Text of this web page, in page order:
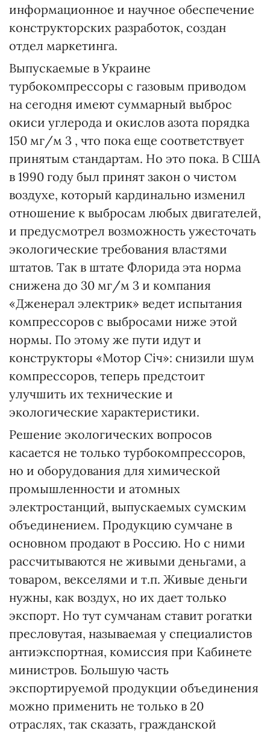
информационное и научное обеспечение
конструкторских разработок, создан
отдел маркетинга.
Выпускаемые в Украине
турбокомпрессоры с газовым приводом
на сегодня имеют суммарный выброс
окиси углерода и окислов азота порядка
150 мг/м 3 , что пока еще соответствует
принятым стандартам. Но это пока. В США
в 1990 году был принят закон о чистом
воздухе, который кардинально изменил
отношение к выбросам любых двигателей,
и предусмотрел возможность ужесточать
экологические требования властями
штатов. Так в штате Флорида эта норма
снижена до 30 мг/м 3 и компания
«Дженерал электрик» ведет испытания
компрессоров с выбросами ниже этой
нормы. По этому же пути идут и
конструкторы «Мотор Січ»: снизили шум
компрессоров, теперь предстоит
улучшить их технические и
экологические характеристики.
Решение экологических вопросов
касается не только турбокомпрессоров,
но и оборудования для химической
промышленности и атомных
электростанций, выпускаемых сумским
объединением. Продукцию сумчане в
основном продают в Россию. Но с ними
рассчитываются не живыми деньгами, а
товаром, векселями и т.п. Живые деньги
нужны, как воздух, но их дает только
экспорт. Но тут сумчанам ставит рогатки
пресловутая, называемая у специалистов
антиэкспортная, комиссия при Кабинете
министров. Большую часть
экспортируемой продукции объединения
можно применить не только в 20
отраслях, так сказать, гражданской